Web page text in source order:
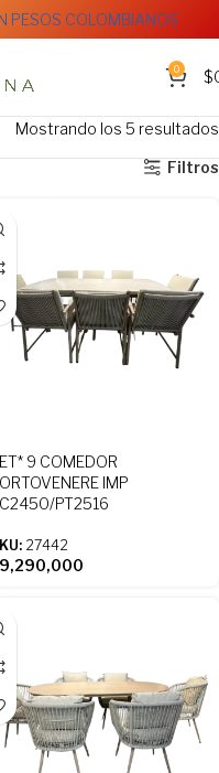
PESOS COLOMBIANOS
0 $
Mostrando los 5 resultados
Filtros
9 COMEDOR
IMP
PT2516
27442
9,290,000